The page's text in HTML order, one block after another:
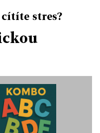
cítíte stres?